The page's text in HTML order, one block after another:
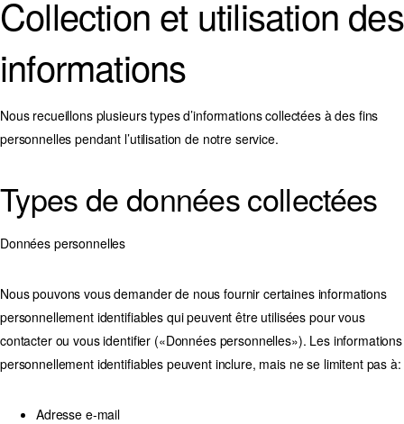
Collection et utilisation des
informations
Nous recueillons plusieurs types d’informations collectées à des fins
personnelles pendant l’utilisation de notre service.
Types de données collectées
Données personnelles
Nous pouvons vous demander de nous fournir certaines informations
personnellement identifiables qui peuvent être utilisées pour vous
contacter ou vous identifier («Données personnelles»). Les informations
personnellement identifiables peuvent inclure, mais ne se limitent pas à:
Adresse e-mail